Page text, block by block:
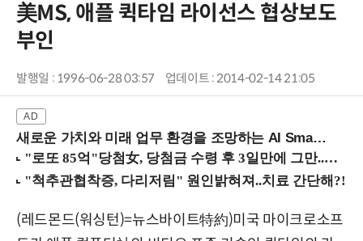
美MS, 애플 퀵타임 라이선스 협상보도
부인
발행일 : 1996-06-28 03:57 업데이트 : 2014-02-14 21:05
새로운 가치와 미래 업무 환경을 조망하는 AI Smart Work Summit 2026 (9/11 코엑스)
(레드몬드(워싱턴)=뉴스바이트特約)미국 마이크로소프